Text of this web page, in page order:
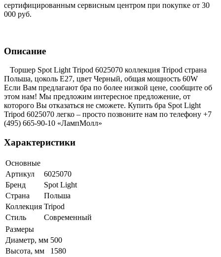
сертифицированным сервисным центром при покупке от 30
000 руб.
Описание
Торшер Spot Light Tripod 6025070 коллекция Tripod страна
Польша, цоколь E27, цвет Черный, общая мощность 60W
Если Вам предлагают бра по более низкой цене, сообщите об
этом нам! Мы предложим интересное предложение, от
которого Вы отказаться не сможете. Купить бра Spot Light
Tripod 6025070 легко – просто позвоните нам по телефону +7
(495) 665-90-10 «ЛампМолл»
Характеристики
Основные
Артикул
6025070
Бренд
Spot Light
Страна
Польша
Коллекция Tripod
Стиль
Современный
Размеры
Диаметр, мм 500
Высота, мм
1580